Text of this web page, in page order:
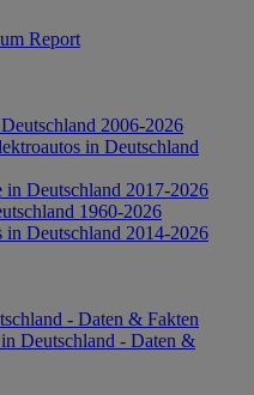
Report
2006-2026
in Deutschland
Deutschland 2017-2026
1960-2026
Deutschland 2014-2026
- Daten & Fakten
Deutschland - Daten &